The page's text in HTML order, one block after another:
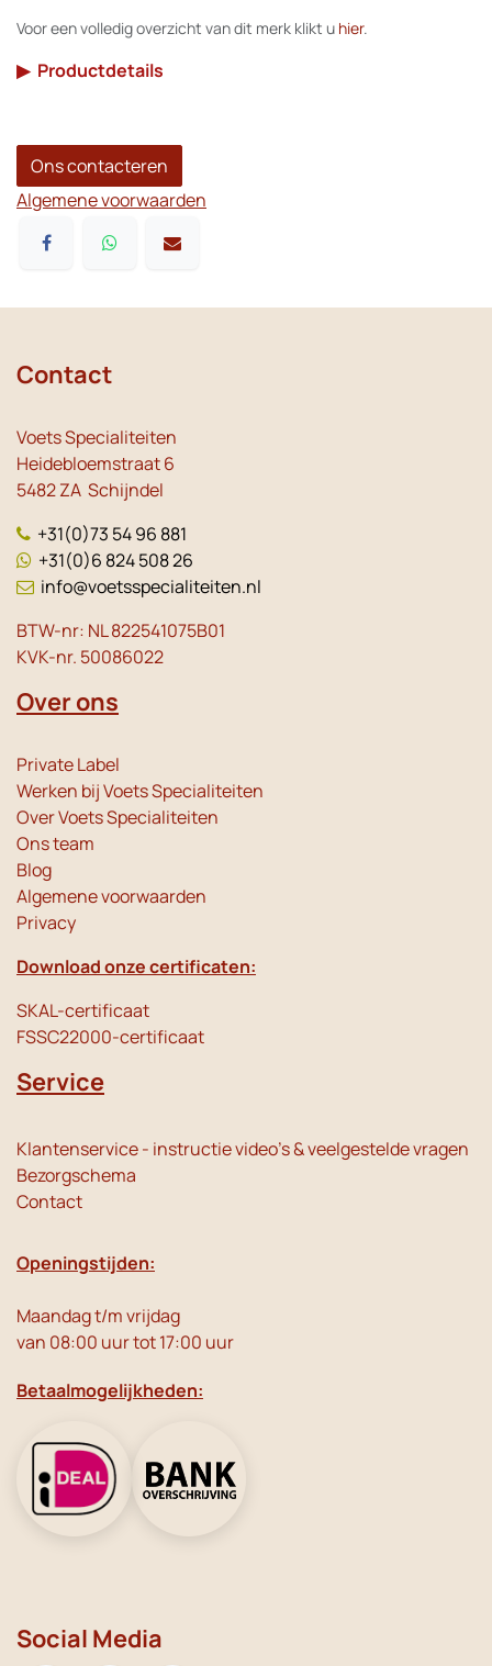
Voor een volledig overzicht van dit merk klikt u hier.
▶ Productdetails
Ons contacteren
Algemene voorwaarden
Contact
Voets Specialiteiten
Heidebloemstraat 6
5482 ZA Schijndel
+31(0)73 54 96 881
+31(0)6 824 508 26
info@voetsspecialiteiten.nl
BTW-nr: NL 822541075B01
KVK-nr. 50086022
Over ons
Private Label
Werken bij Voets Specialiteiten
Over Voets Specialiteiten
Ons team
Blog
Algemene voorwaarden
Privacy
Download onze certificaten:
SKAL-certificaat
FSSC22000-certificaat
Service
Klantenservice - instructie video's & veelgestelde vragen
Bezorgschema
Contact
Openingstijden:
Maandag t/m vrijdag
van 08:00 uur tot 17:00 uur
Betaalmogelijkheden:
Social Media